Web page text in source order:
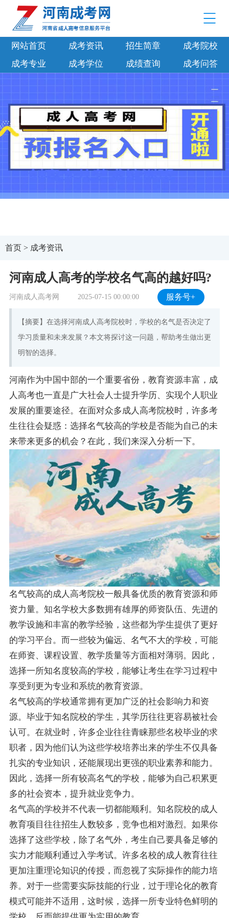
网站首页 成考资讯 招生简章
成考院校
成考专业
成考学位 成绩查询 成考问答
首页> 成考资讯
河南成人高考的学校名气高的越好吗?
河南成人高考网 2025-07-15 00:00:00 服务号+
【摘要】在选择河南成人高考院校时，学校的名气是否决定了
学习质量和未来发展？本文将探讨这一问题，帮助考生做出更
明智的选择。
河南作为中国中部的一个重要省份，教育资源丰富，成
人高考也一直是广大社会人士提升学历、实现个人职业
发展的重要途径。在面对众多成人高考院校时，许多考
生往往会疑惑：选择名气较高的学校是否能为自己的未
来带来更多的机会？在此，我们来深入分析一下。
名气较高的成人高考院校一般具备优质的教育资源和师
资力量。知名学校大多数拥有雄厚的师资队伍、先进的
教学设施和丰富的教学经验，这些都为学生提供了更好
的学习平台。而一些较为偏远、名气不大的学校，可能
在师资、课程设置、教学质量等方面相对薄弱。因此，
选择一所知名度较高的学校，能够让考生在学习过程中
享受到更为专业和系统的教育资源。
名气较高的学校通常拥有更加广泛的社会影响力和资
源。毕业于知名院校的学生，其学历往往更容易被社会
认可。在就业时，许多企业往往青睐那些名校毕业的求
职者，因为他们认为这些学校培养出来的学生不仅具备
扎实的专业知识，还能展现出更强的职业素养和能力。
因此，选择一所有较高名气的学校，能够为自己积累更
多的社会资本，提升就业竞争力。
名气高的学校并不代表一切都能顺利。知名院校的成人
教育项目往往招生人数较多，竞争也相对激烈。如果你
选择了这些学校，除了名气外，考生自己要具备足够的
实力才能顺利通过入学考试。许多名校的成人教育往往
更加注重理论知识的传授，而忽视了实际操作的能力培
养。对于一些需要实际技能的行业，过于理论化的教育
模式可能并不适用，这时候，选择一所专业特色鲜明的